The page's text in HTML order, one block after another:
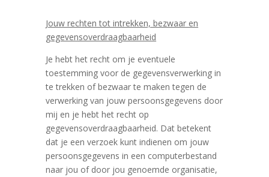
Jouw rechten tot intrekken, bezwaar en
gegevensoverdraagbaarheid
Je hebt het recht om je eventuele
toestemming voor de gegevensverwerking in
te trekken of bezwaar te maken tegen de
verwerking van jouw persoonsgegevens door
mij en je hebt het recht op
gegevensoverdraagbaarheid. Dat betekent
dat je een verzoek kunt indienen om jouw
persoonsgegevens in een computerbestand
naar jou of door jou genoemde organisatie,